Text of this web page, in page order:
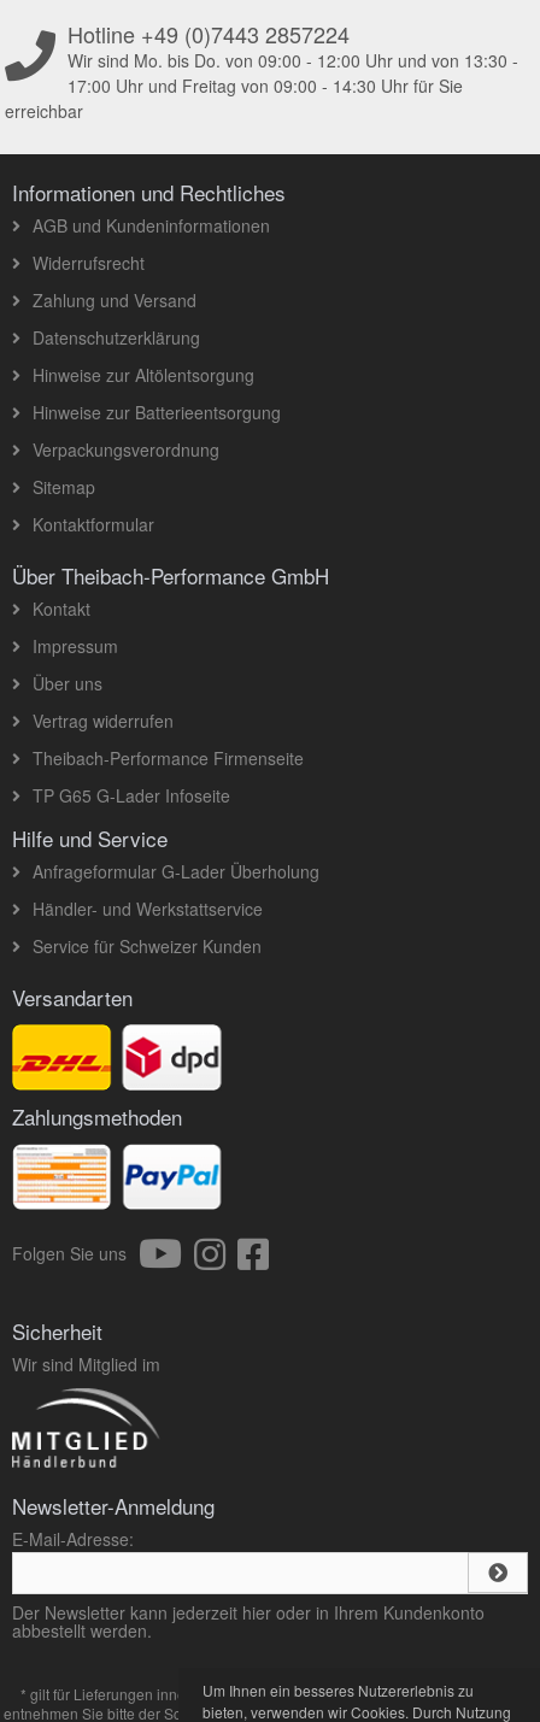
Hotline +49 (0)7443 2857224
Wir sind Mo. bis Do. von 09:00 - 12:00 Uhr und von 13:30 -
17:00 Uhr und Freitag von 09:00 - 14:30 Uhr für Sie
erreichbar
Informationen und Rechtliches
AGB und Kundeninformationen
Widerrufsrecht
Zahlung und Versand
Datenschutzerklärung
Hinweise zur Altölentsorgung
Hinweise zur Batterieentsorgung
Verpackungsverordnung
Sitemap
Kontaktformular
Über Theibach-Performance GmbH
Kontakt
Impressum
Über uns
Vertrag widerrufen
Theibach-Performance Firmenseite
TP G65 G-Lader Infoseite
Hilfe und Service
Anfrageformular G-Lader Überholung
Händler- und Werkstattservice
Service für Schweizer Kunden
Versandarten
Zahlungsmethoden
Folgen Sie uns
Sicherheit
Wir sind Mitglied im
Newsletter-Anmeldung
E-Mail-Adresse:
Der Newsletter kann jederzeit hier oder in Ihrem Kundenkonto
abbestellt werden.
* gilt für Lieferungen innerhalb Deutschlands, Lieferzeiten für andere Länder
entnehmen Sie bitte der Schaltfläche mit denZahlung und VersandBedingungen.
Um Ihnen ein besseres Nutzererlebnis zu
bieten, verwenden wir Cookies. Durch Nutzung